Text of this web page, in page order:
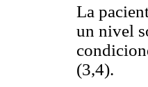
La
un nivel
(3,4).